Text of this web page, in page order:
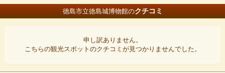
徳島市立徳島城博物館のクチコミ
申し訳ありません。
こちらの観光スポットのクチコミが見つかりませんでした。